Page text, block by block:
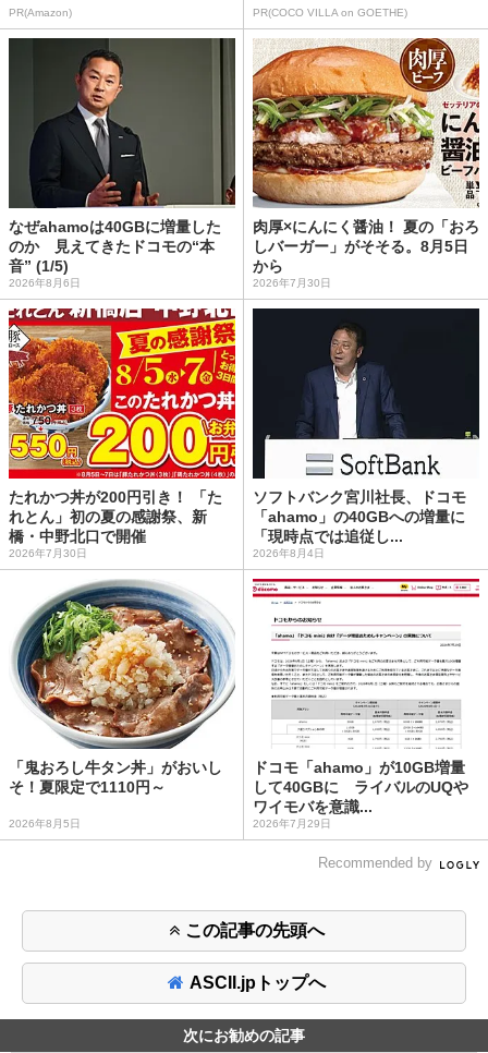
PR(Amazon) PR(COCO VILLA on GOETHE)
なぜahamoは40GBに増量した
のか 見えてきたドコモの“本
音” (1/5)
2026年8月6日
肉厚×にんにく醤油！ 夏の「おろ
しバーガー」がそそる。8月5日
から
2026年7月30日
たれかつ丼が200円引き！ 「た
れとん」初の夏の感謝祭、新
橋・中野北口で開催
2026年7月30日
ソフトバンク宮川社長、ドコモ
「ahamo」の40GBへの増量に
「現時点では追従し...
2026年8月4日
「鬼おろし牛タン丼」がおいし
そ！夏限定で1110円～
2026年8月5日
ドコモ「ahamo」が10GB増量
して40GBに ライバルのUQや
ワイモバを意識...
2026年7月29日
Recommended by
この記事の先頭へ
ASCII.jpトップへ
次にお勧めの記事